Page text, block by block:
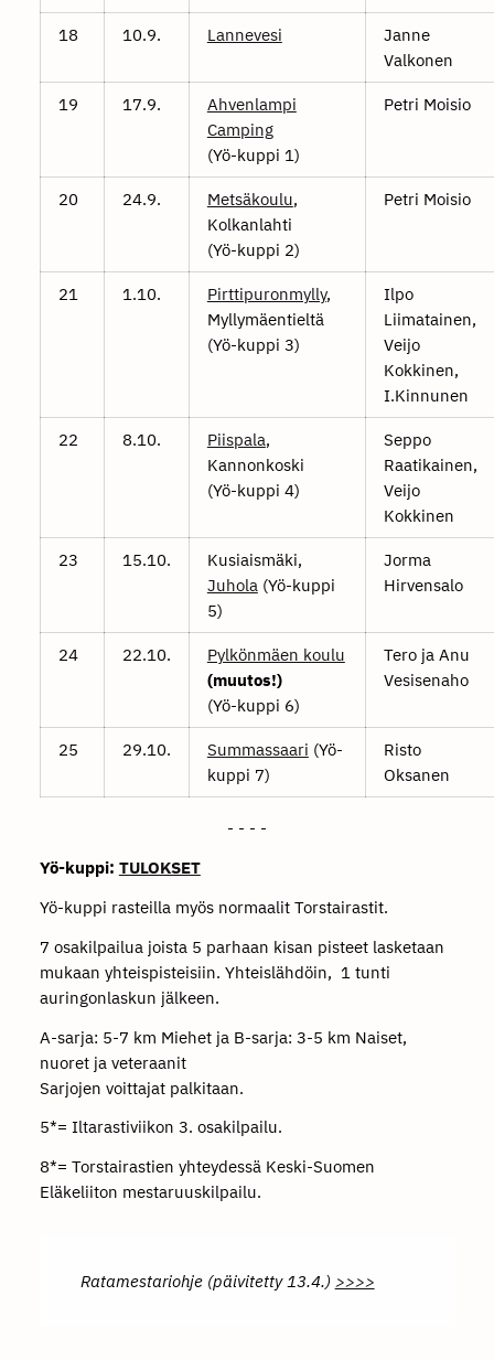
18 10.9. Lannevesi
Janne
Valkonen
19 17.9.
Ahvenlampi
Camping
(Yö-kuppi 1)
Petri Moisio
20 24.9. Metsäkoulu,
Kolkanlahti
(Yö-kuppi 2)
Petri Moisio
21 1.10. Pirttipuronmylly,
Myllymäentieltä
(Yö-kuppi 3)
Ilpo
Liimatainen,
Veijo
Kokkinen,
I.Kinnunen
22 8.10. Piispala,
Kannonkoski
(Yö-kuppi 4)
Seppo
Raatikainen,
Veijo
Kokkinen
23 15.10.
Kusiaismäki,
Juhola(Yö-kuppi
5)
Jorma
Hirvensalo
24 22.10.
Pylkönmäen koulu
(muutos!)
(Yö-kuppi 6)
Tero ja Anu
Vesisenaho
25 29.10. Summassaari (Yö-
kuppi 7)
Risto
Oksanen
- - - -
Yö-kuppi: TULOKSET
Yö-kuppi rasteilla myös normaalit Torstairastit.
7 osakilpailua joista 5 parhaan kisan pisteet lasketaan
mukaan yhteispisteisiin. Yhteislähdöin, 1 tunti
auringonlaskun jälkeen.
A-sarja: 5-7 km Miehet ja B-sarja: 3-5 km Naiset,
nuoret ja veteraanit
Sarjojen voittajat palkitaan.
5*= Iltarastiviikon 3. osakilpailu.
8*= Torstairastien yhteydessä Keski-Suomen
Eläkeliiton mestaruuskilpailu.
Ratamestariohje (päivitetty 13.4.) >>>>